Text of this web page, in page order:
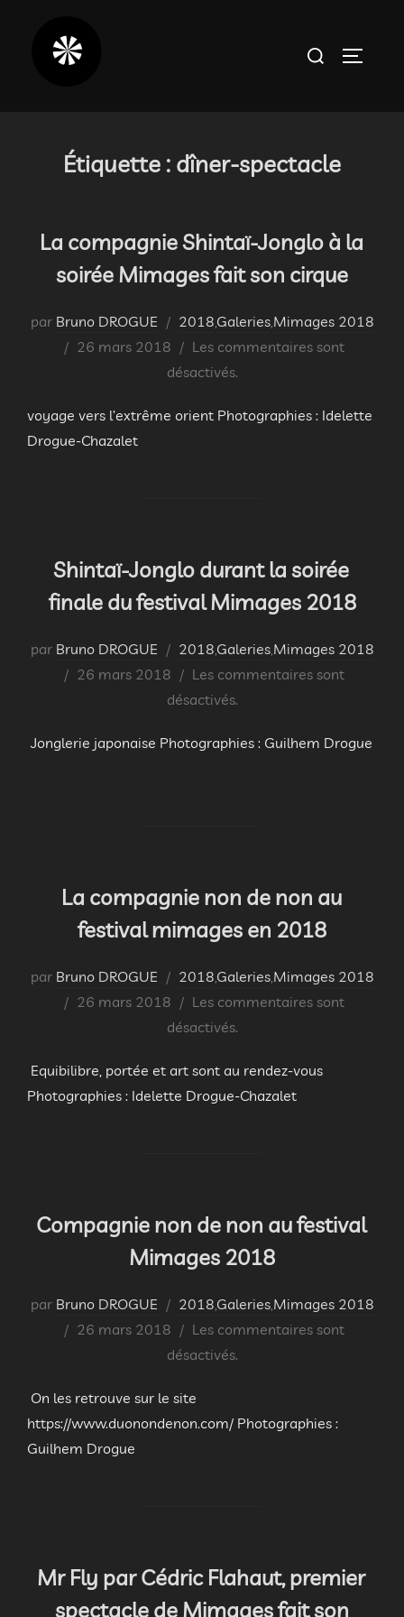
Rechercher :
Étiquette : dîner-spectacle
La compagnie Shintaï-Jonglo à la
soirée Mimages fait son cirque
par Bruno DROGUE 2018 Galeries, Mimages 2018
Publié
26 mars 2018
Les commentaires sont
désactivés.
voyage vers l’extrême orient Photographies : Idelette
Drogue-Chazalet
Shintaï-Jonglo durant la soirée
finale du festival Mimages 2018
par Bruno DROGUE 2018 Galeries, Mimages 2018
Publié
26 mars 2018
Les commentaires sont
désactivés.
Jonglerie japonaise Photographies : Guilhem Drogue
La compagnie non de non au
festival mimages en 2018
par Bruno DROGUE 2018 Galeries, Mimages 2018
Publié
26 mars 2018
Les commentaires sont
désactivés.
Equibilibre, portée et art sont au rendez-vous
Photographies : Idelette Drogue-Chazalet
Compagnie non de non au festival
Mimages 2018
par Bruno DROGUE 2018 Galeries, Mimages 2018
Publié
26 mars 2018
Les commentaires sont
désactivés.
On les retrouve sur le site
https://www.duonondenon.com/ Photographies :
Guilhem Drogue
Mr Fly par Cédric Flahaut, premier
spectacle de Mimages fait son